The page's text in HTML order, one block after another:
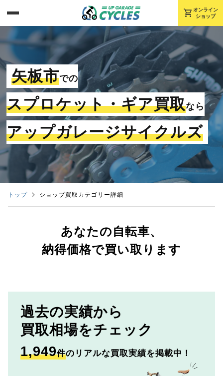
shopping_cart オンライン
ショップ
矢板市での
スプロケット・ギア買取なら
アップガレージサイクルズ
トップ ショップ買取カテゴリー詳細
あなたの自転車、
納得価格で買い取ります
過去の実績から
買取相場をチェック
1,949件のリアルな買取実績を掲載中！